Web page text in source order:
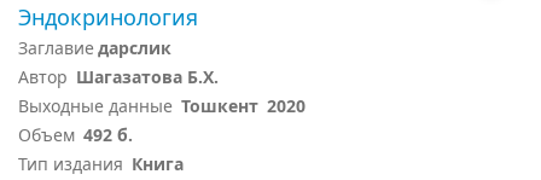
Эндокринология
Заглавиедарслик
Автор Шагазатова Б.Х.
Выходные данные Тошкент 2020
Объем 492 б.
Тип издания Книга